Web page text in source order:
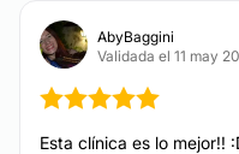
AbyBaggini
Validada el 11 may
Esta clínica es lo mejor!!